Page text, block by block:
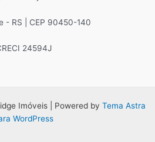
- RS | CEP 90450-140
24594J
Imóveis | Powered by Tema Astra
WordPress